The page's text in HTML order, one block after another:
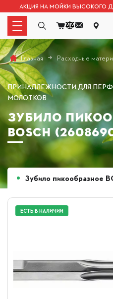
АКЦИЯ НА МОЙКИ ВЫСОКОГО
Главная Расходные
ПРИНАДЛЕЖНОСТИ ДЛЯ
МОЛОТКОВ
ЗУБИЛО
BOSCH
Зубило пикообразное
ЕСТЬ В НАЛИЧИИ